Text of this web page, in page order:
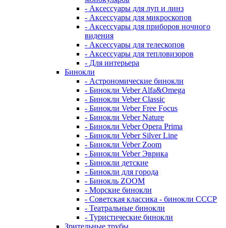
- Аксессуары для луп и линз
- Аксессуары для микроскопов
- Аксессуары для приборов ночного
видения
- Аксессуары для телескопов
- Аксессуары для тепловизоров
- Для интерьера
Бинокли
- Астрономические бинокли
- Бинокли Veber Alfa&Omega
- Бинокли Veber Classic
- Бинокли Veber Free Focus
- Бинокли Veber Nature
- Бинокли Veber Opera Prima
- Бинокли Veber Silver Line
- Бинокли Veber Zoom
- Бинокли Veber Эврика
- Бинокли детские
- Бинокли для города
- Бинокль ZOOM
- Морские бинокли
- Советская классика - бинокли СССР
- Театральные бинокли
- Туристические бинокли
Зрительные трубы